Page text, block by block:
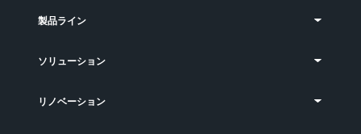
製品ライン
ソリューション
リノベーション